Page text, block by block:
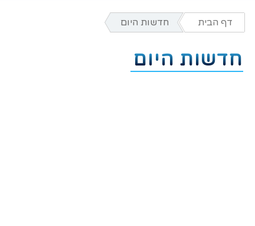
דף הבית חדשות היום
חדשות היום